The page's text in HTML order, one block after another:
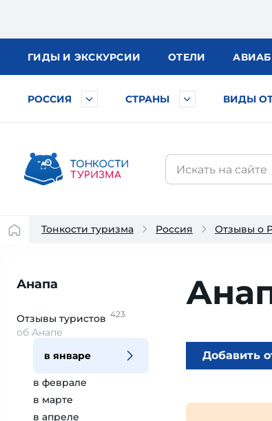
ГИДЫ И ЭКСКУРСИИ ОТЕЛИ АВИА
РОССИЯ СТРАНЫ ВИДЫ
Тонкости туризма Россия Отзывы о
Анапа
Отзывы туристов 423
об Анапе
в январе
в феврале
в марте
в апреле
Добавить